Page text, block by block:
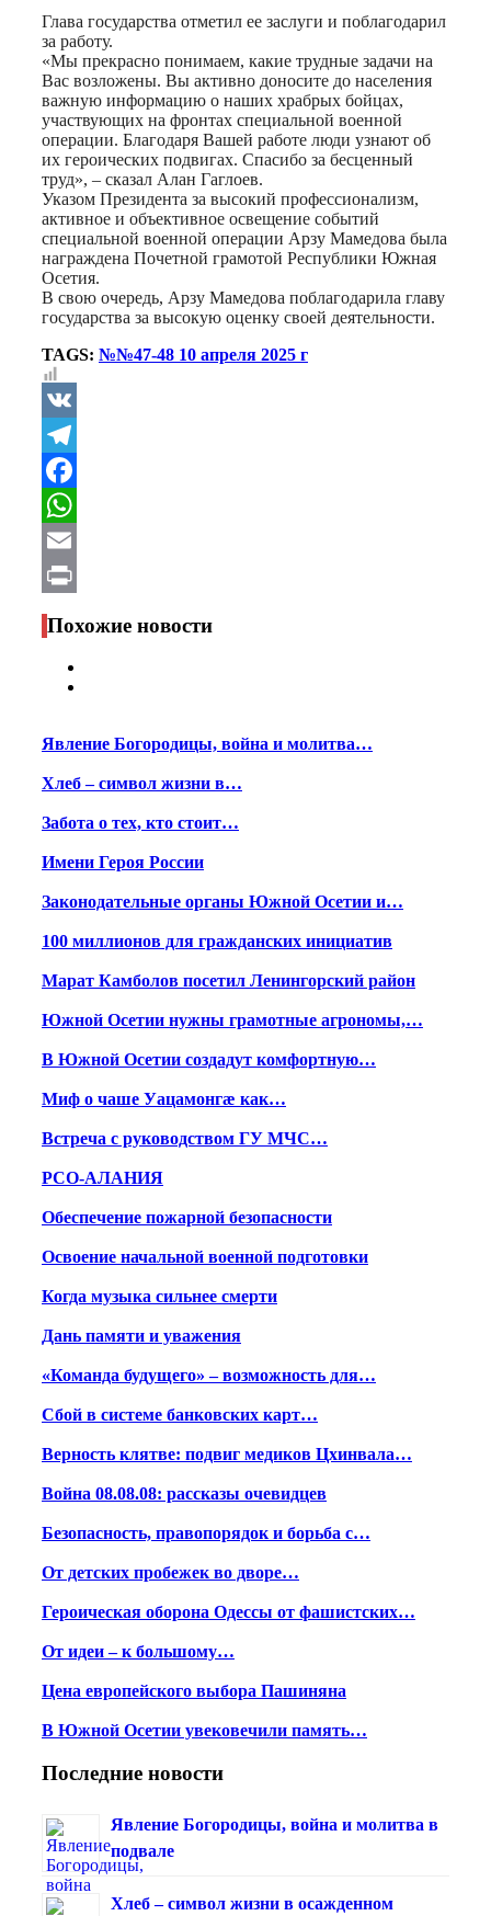
Print
Глава государства отметил ее заслуги и поблагодарил
за работу.
«Мы прекрасно понимаем, какие трудные задачи на
Вас возложены. Вы активно доносите до населения
важную информацию о наших храбрых бойцах,
участвующих на фронтах специальной военной
операции. Благодаря Вашей работе люди узнают об
их героических подвигах. Спасибо за бесценный
труд», – сказал Алан Гаглоев.
Указом Президента за высокий профессионализм,
активное и объективное освещение событий
специальной военной операции Арзу Мамедова была
награждена Почетной грамотой Республики Южная
Осетия.
В свою очередь, Арзу Мамедова поблагодарила главу
государства за высокую оценку своей деятельности.
TAGS: №№47-48 10 апреля 2025 г
VK
Telegram
Facebook
WhatsApp
Email
Print
Похожие новости
Явление Богородицы, война и молитва…
Хлеб – символ жизни в…
Забота о тех, кто стоит…
Имени Героя России
Законодательные органы Южной Осетии и…
100 миллионов для гражданских инициатив
Марат Камболов посетил Ленингорский район
Южной Осетии нужны грамотные агрономы,…
В Южной Осетии создадут комфортную…
Миф о чаше Уацамонгæ как…
Встреча с руководством ГУ МЧС…
РСО-АЛАНИЯ
Обеспечение пожарной безопасности
Освоение начальной военной подготовки
Когда музыка сильнее смерти
Дань памяти и уважения
«Команда будущего» – возможность для…
Сбой в системе банковских карт…
Верность клятве: подвиг медиков Цхинвала…
Война 08.08.08: рассказы очевидцев
Безопасность, правопорядок и борьба с…
От детских пробежек во дворе…
Героическая оборона Одессы от фашистских…
От идеи – к большому…
Цена европейского выбора Пашиняна
В Южной Осетии увековечили память…
Последние новости
Явление Богородицы, война и молитва в
подвале
Хлеб – символ жизни в осажденном